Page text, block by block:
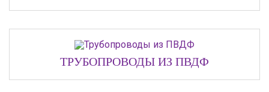
ТРУБОПРОВОДЫ ИЗ ПВДФ